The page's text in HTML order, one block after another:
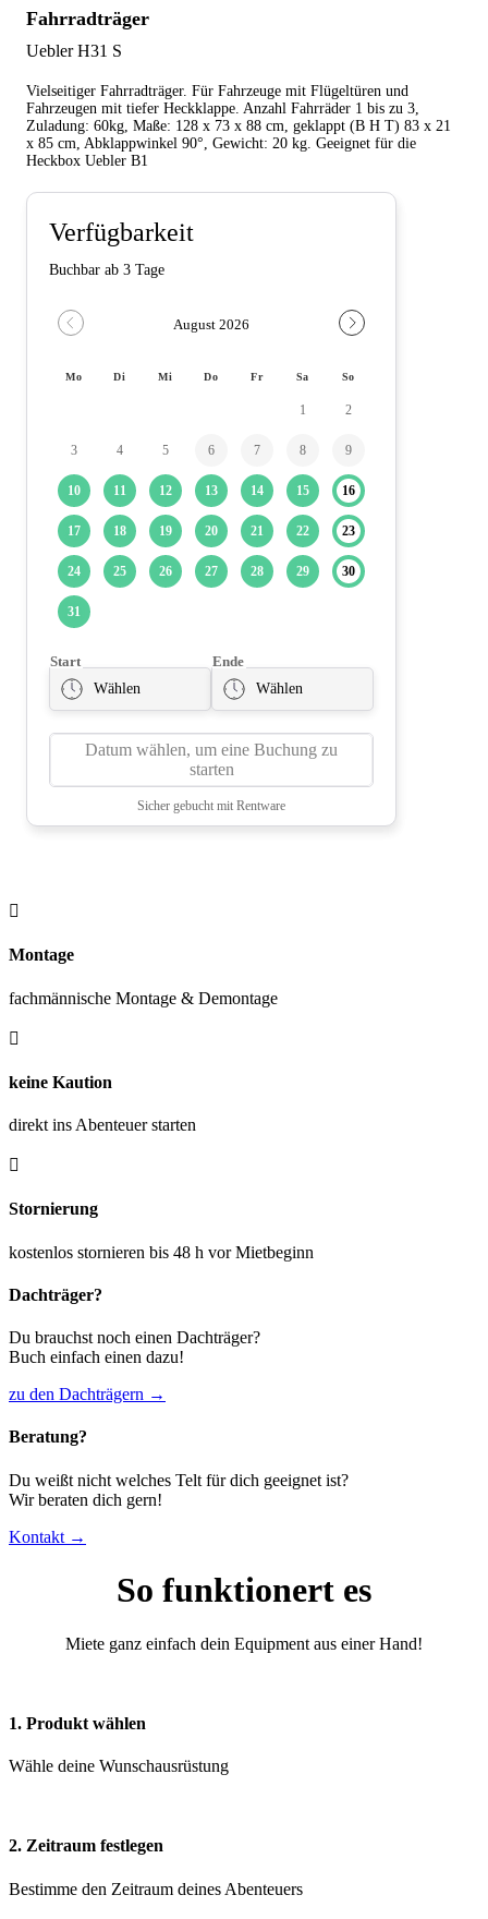

Montage
fachmännische Montage & Demontage

keine Kaution
direkt ins Abenteuer starten

Stornierung
kostenlos stornieren bis 48 h vor Mietbeginn
Dachträger?
Du brauchst noch einen Dachträger?
Buch einfach einen dazu!
zu den Dachträgern →
Beratung?
Du weißt nicht welches Telt für dich geeignet ist?
Wir beraten dich gern!
Kontakt →
So funktionert es
Miete ganz einfach dein Equipment aus einer Hand!
1. Produkt wählen
Wähle deine Wunschausrüstung
2. Zeitraum festlegen
Bestimme den Zeitraum deines Abenteuers